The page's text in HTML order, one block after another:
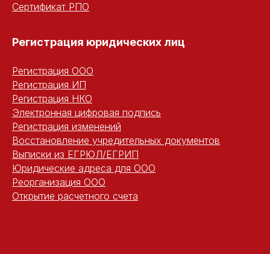
Сертификат РПО
Регистрация юридических лиц
Регистрация ООО
Регистрация ИП
Регистрация НКО
Электронная цифровая подпись
Регистрация изменений
Восстановление учредительных документов
Выписки из ЕГРЮЛ/ЕГРИП
Юридические адреса для ООО
Реорганизация ООО
Открытие расчетного счета